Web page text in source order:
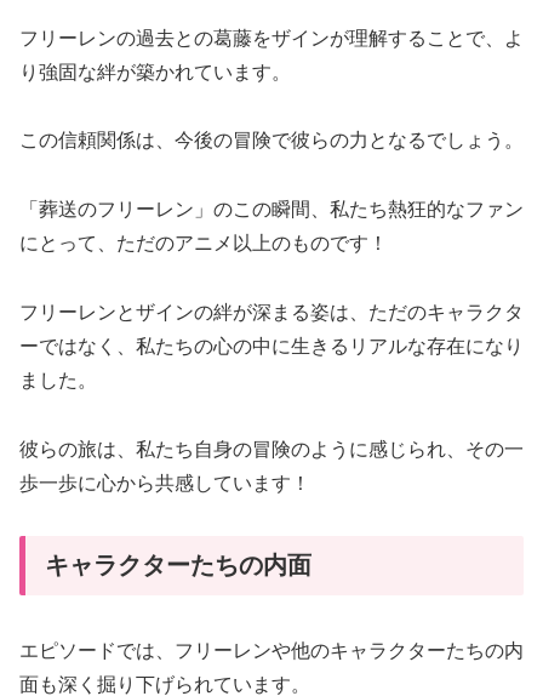
フリーレンの過去との葛藤をザインが理解することで、よ
り強固な絆が築かれています。
この信頼関係は、今後の冒険で彼らの力となるでしょう。
「葬送のフリーレン」のこの瞬間、私たち熱狂的なファン
にとって、ただのアニメ以上のものです！
フリーレンとザインの絆が深まる姿は、ただのキャラクタ
ーではなく、私たちの心の中に生きるリアルな存在になり
ました。
彼らの旅は、私たち自身の冒険のように感じられ、その一
歩一歩に心から共感しています！
キャラクターたちの内面
エピソードでは、フリーレンや他のキャラクターたちの内
面も深く掘り下げられています。